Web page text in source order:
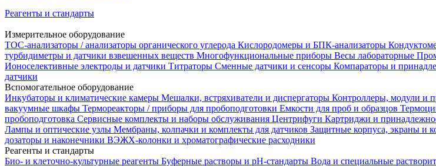
Реагенты и стандарты
Измерительное оборудование
TOC-анализаторы / анализаторы органического углерода Кислородомеры и БПК-анализаторы
турбидиметры и датчики взвешенных веществ Многофункциональные приборы Весы лабораторные
Ионоселективные электроды и датчики Титраторы Сменные датчики и сенсоры Компараторы и
датчики
Вспомогательное оборудование
Инкубаторы и климатические камеры Мешалки, встряхиватели и диспергаторы Контроллеры, модули и
вакуумные шкафы Термореакторы / приборы для пробоподготовки Емкости для проб и образцов
пробоподготовка Сервисные комплекты и наборы обслуживания Центрифуги Картриджи и
Лампы и оптические узлы Мембраны, колпачки и комплекты для датчиков Защитные корпуса, экраны и
дозаторы и наконечники ВЭЖХ-колонки и хроматографические расходники
Реагенты и стандарты
Био- и клеточно-культурные реагенты Буферные растворы и pH-стандарты Вода и специальные